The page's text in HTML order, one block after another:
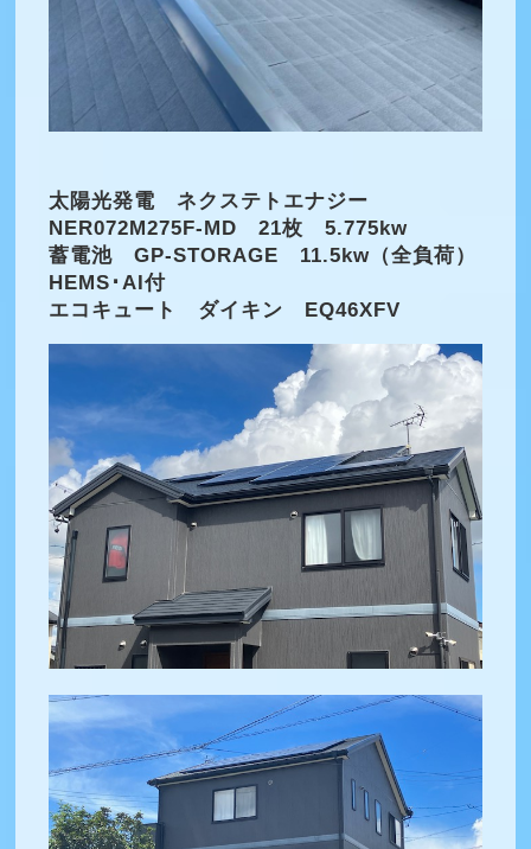
太陽光発電 ネクステトエナジー
NER072M275F-MD 21枚 5.775kw
蓄電池 GP-STORAGE 11.5kw（全負荷）
HEMS･AI付
エコキュート ダイキン EQ46XFV